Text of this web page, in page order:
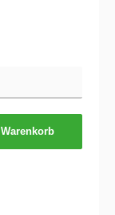
Warenkorb